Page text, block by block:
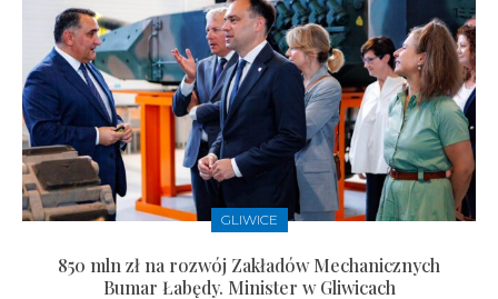
GLIWICE
850 mln zł na rozwój Zakładów Mechanicznych
Bumar Łabędy. Minister w Gliwicach